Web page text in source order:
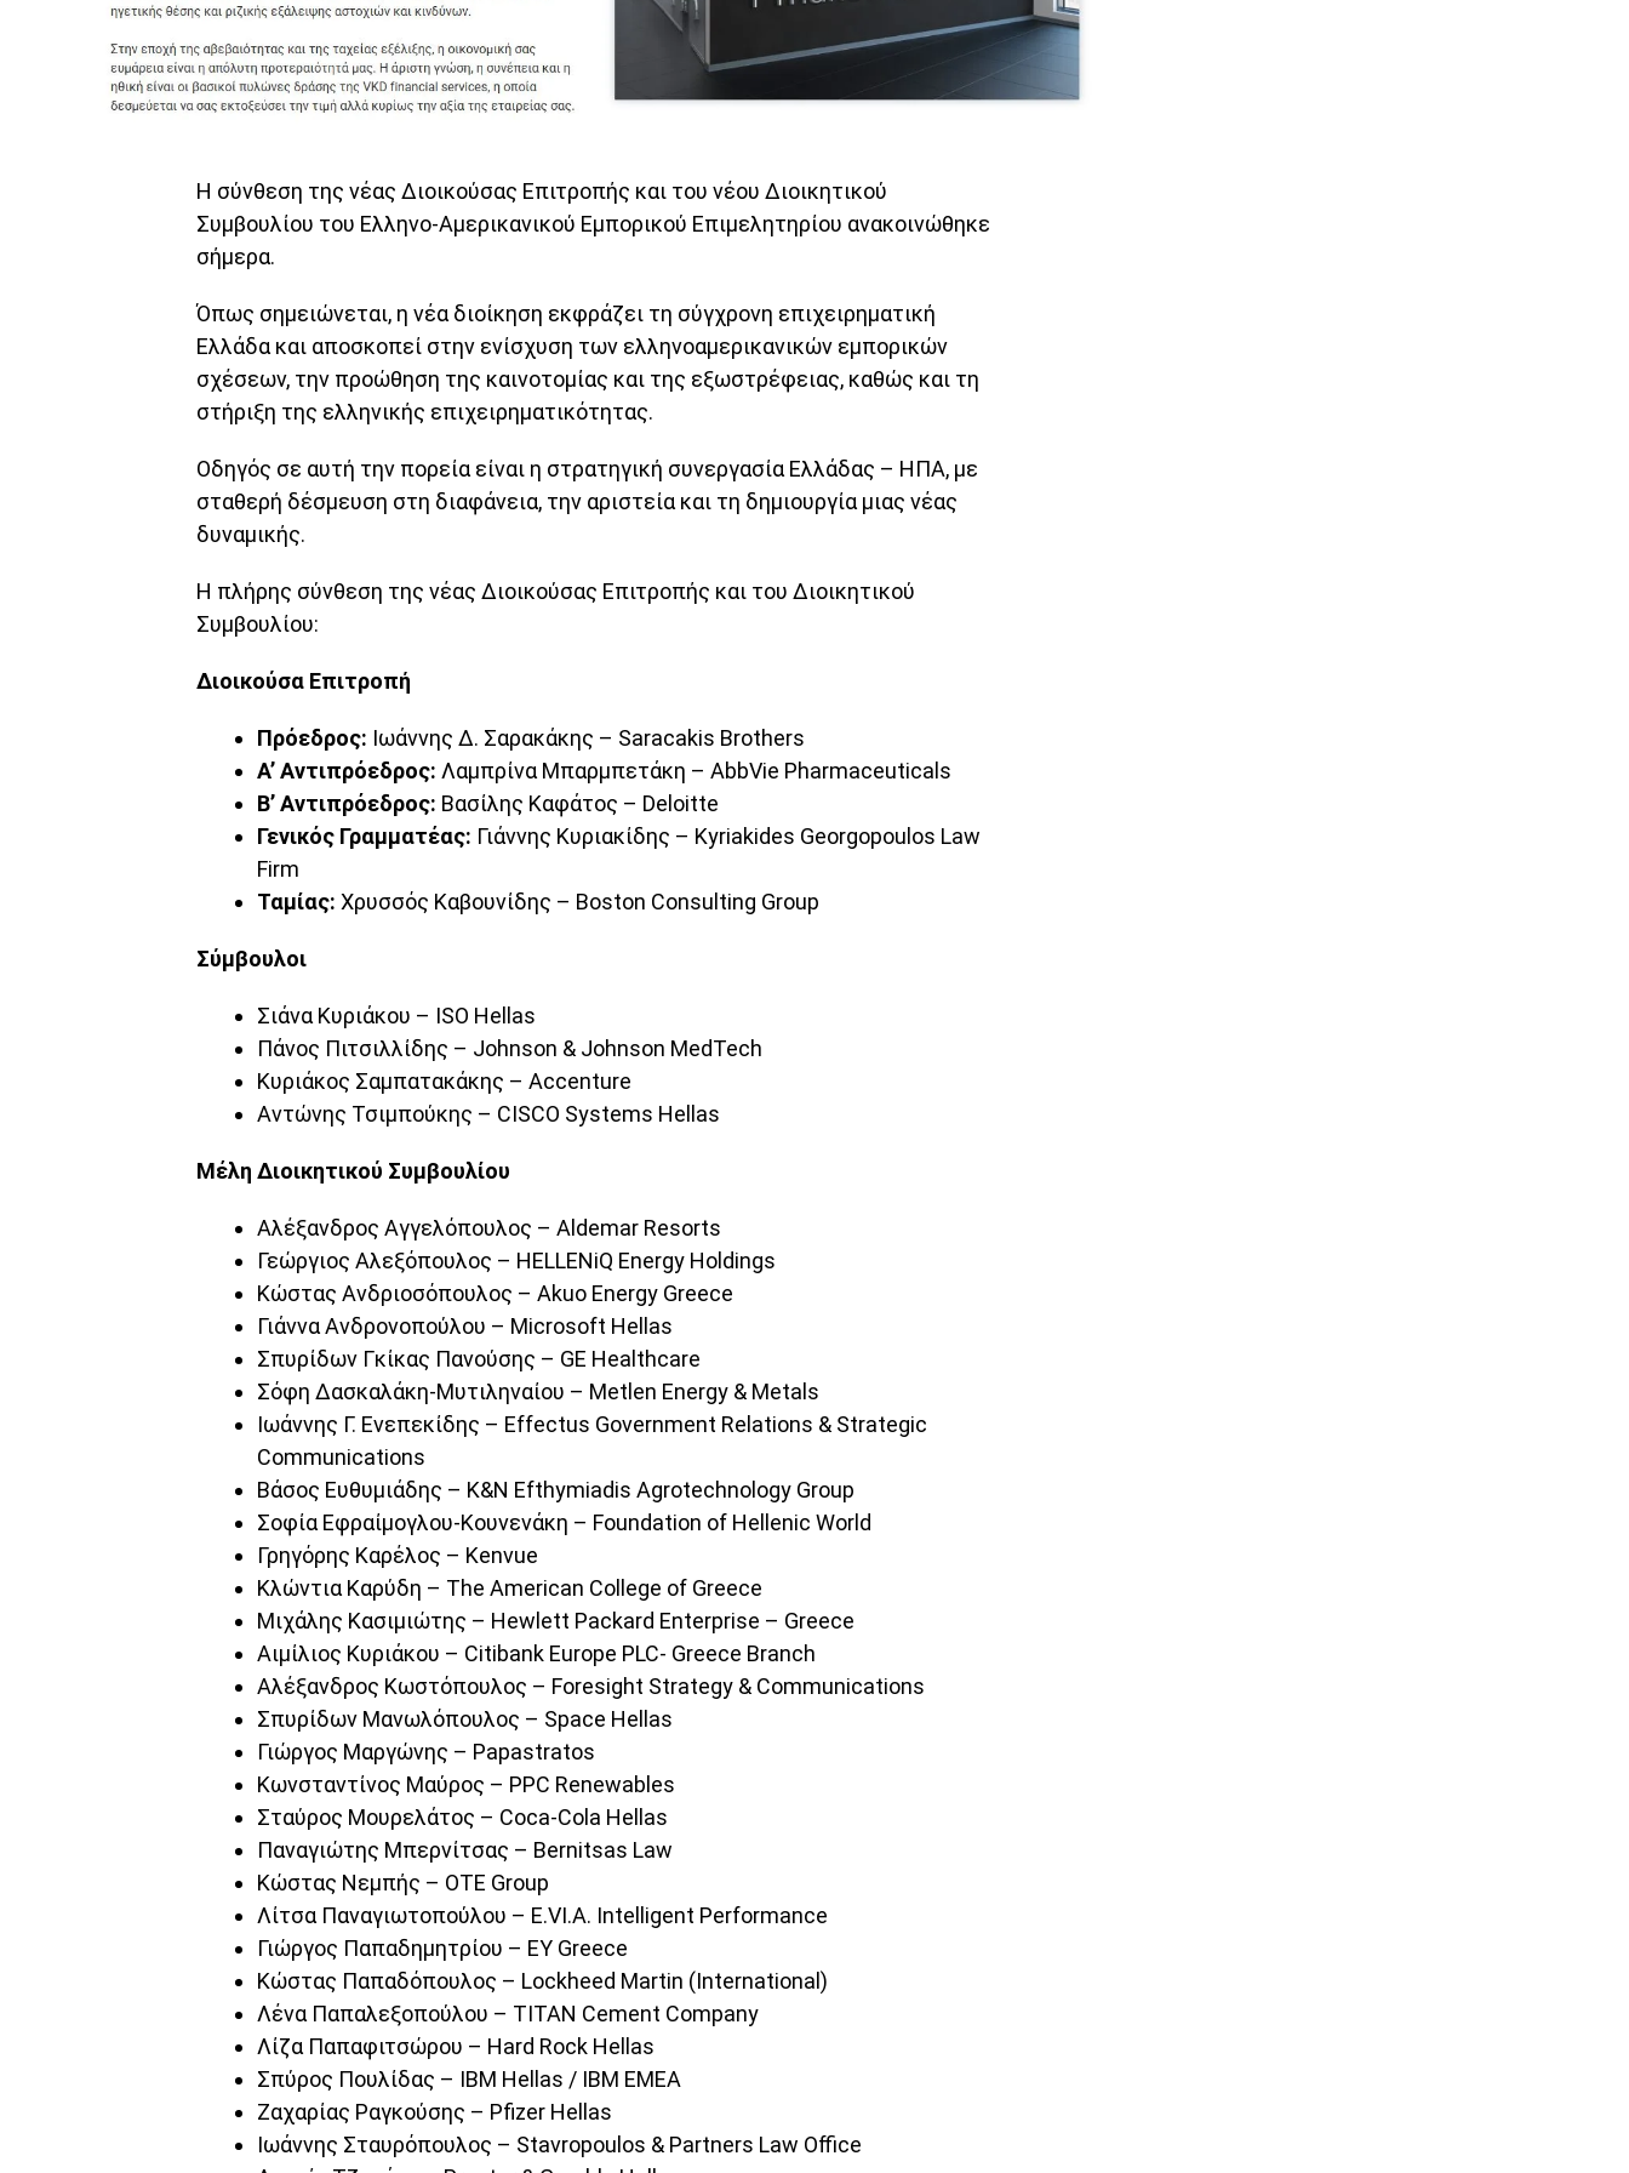
Η σύνθεση της νέας Διοικούσας Επιτροπής και του νέου Διοικητικού
Συμβουλίου του Ελληνο-Αμερικανικού Εμπορικού Επιμελητηρίου ανακοινώθηκε
σήμερα.
Όπως σημειώνεται, η νέα διοίκηση εκφράζει τη σύγχρονη επιχειρηματική
Ελλάδα και αποσκοπεί στην ενίσχυση των ελληνοαμερικανικών εμπορικών
σχέσεων, την προώθηση της καινοτομίας και της εξωστρέφειας, καθώς και τη
στήριξη της ελληνικής επιχειρηματικότητας.
Οδηγός σε αυτή την πορεία είναι η στρατηγική συνεργασία Ελλάδας – ΗΠΑ, με
σταθερή δέσμευση στη διαφάνεια, την αριστεία και τη δημιουργία μιας νέας
δυναμικής.
Η πλήρης σύνθεση της νέας Διοικούσας Επιτροπής και του Διοικητικού
Συμβουλίου:
Διοικούσα Επιτροπή
Πρόεδρος: Ιωάννης Δ. Σαρακάκης – Saracakis Brothers
Α’ Αντιπρόεδρος: Λαμπρίνα Μπαρμπετάκη – AbbVie Pharmaceuticals
Β’ Αντιπρόεδρος: Βασίλης Καφάτος – Deloitte
Γενικός Γραμματέας: Γιάννης Κυριακίδης – Kyriakides Georgopoulos Law
Firm
Ταμίας: Χρυσσός Καβουνίδης – Boston Consulting Group
Σύμβουλοι
Σιάνα Κυριάκου – ISO Hellas
Πάνος Πιτσιλλίδης – Johnson & Johnson MedTech
Κυριάκος Σαμπατακάκης – Accenture
Αντώνης Τσιμπούκης – CISCO Systems Hellas
Μέλη Διοικητικού Συμβουλίου
Αλέξανδρος Αγγελόπουλος – Aldemar Resorts
Γεώργιος Αλεξόπουλος – HELLENiQ Energy Holdings
Κώστας Ανδριοσόπουλος – Akuo Energy Greece
Γιάννα Ανδρονoπούλου – Microsoft Hellas
Σπυρίδων Γκίκας Πανούσης – GE Healthcare
Σόφη Δασκαλάκη-Μυτιληναίου – Metlen Energy & Metals
Ιωάννης Γ. Ενεπεκίδης – Effectus Government Relations & Strategic
Communications
Βάσος Ευθυμιάδης – K&N Efthymiadis Agrotechnology Group
Σοφία Εφραίμογλου-Κουνενάκη – Foundation of Hellenic World
Γρηγόρης Καρέλος – Kenvue
Κλώντια Καρύδη – The American College of Greece
Μιχάλης Κασιμιώτης – Hewlett Packard Enterprise – Greece
Αιμίλιος Κυριάκου – Citibank Europe PLC- Greece Branch
Αλέξανδρος Κωστόπουλος – Foresight Strategy & Communications
Σπυρίδων Μανωλόπουλος – Space Hellas
Γιώργος Μαργώνης – Papastratos
Κωνσταντίνος Μαύρος – PPC Renewables
Σταύρος Μουρελάτος – Coca-Cola Hellas
Παναγιώτης Μπερνίτσας – Bernitsas Law
Κώστας Νεμπής – OTE Group
Λίτσα Παναγιωτοπούλου – E.VI.A. Intelligent Performance
Γιώργος Παπαδημητρίου – EY Greece
Κώστας Παπαδόπουλος – Lockheed Martin (International)
Λένα Παπαλεξοπούλου – ΤΙΤΑΝ Cement Company
Λίζα Παπαφιτσώρου – Hard Rock Hellas
Σπύρος Πουλίδας – IBM Hellas / IBM EMEA
Ζαχαρίας Ραγκούσης – Pfizer Hellas
Ιωάννης Σταυρόπουλος – Stavropoulos & Partners Law Office